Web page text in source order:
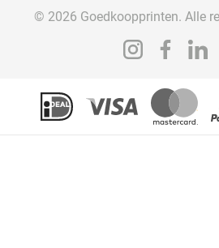
© 2026 Goedkoopprinten. Alle